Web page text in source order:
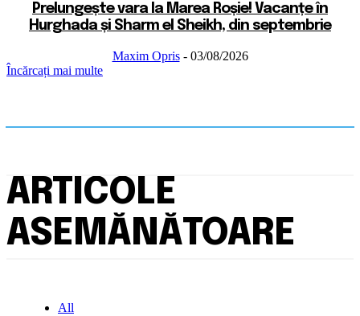
Prelungește vara la Marea Roșie! Vacanțe în
Hurghada și Sharm el Sheikh, din septembrie
Maxim Opris - 03/08/2026
Încărcați mai multe
ARTICOLE
ASEMĂNĂTOARE
All